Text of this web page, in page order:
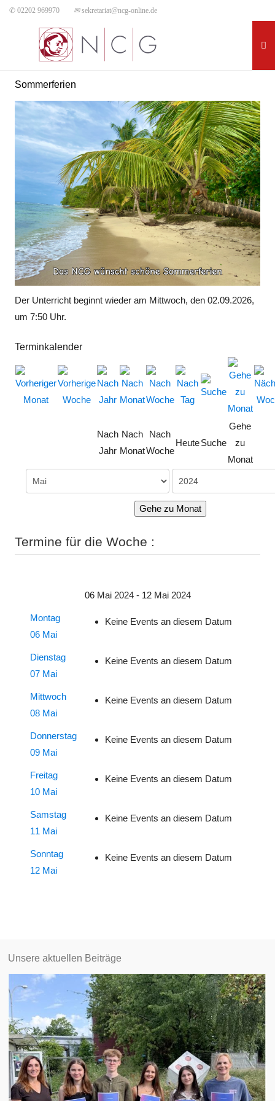
✆ 02202 969970 ✉sekretariat@ncg-online.de
Sommerferien
Der Unterricht beginnt wieder am Mittwoch, den 02.09.2026,
um 7:50 Uhr.
Terminkalender
Nach
Jahr
Nach
Monat
Nach
Woche
HeuteSuche
Gehe
zu
Monat
Gehe zu Monat
Termine für die Woche :
06 Mai 2024 - 12 Mai 2024
Montag
06 Mai
Keine Events an diesem Datum
Dienstag
07 Mai
Keine Events an diesem Datum
Mittwoch
08 Mai
Keine Events an diesem Datum
Donnerstag
09 Mai
Keine Events an diesem Datum
Freitag
10 Mai
Keine Events an diesem Datum
Samstag
11 Mai
Keine Events an diesem Datum
Sonntag
12 Mai
Keine Events an diesem Datum
Unsere aktuellen Beiträge